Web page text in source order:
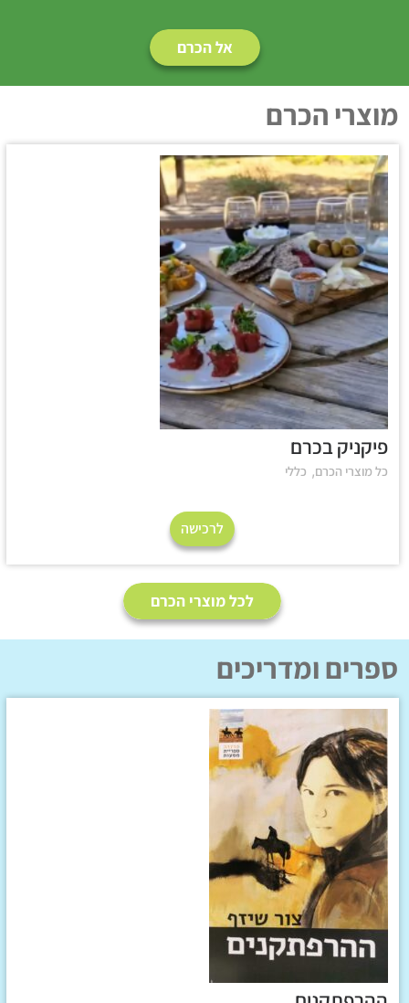
אל הכרם
מוצרי הכרם
פיקניק בכרם
כל מוצרי הכרם, כללי
לרכישה
לכל מוצרי הכרם
ספרים ומדריכים